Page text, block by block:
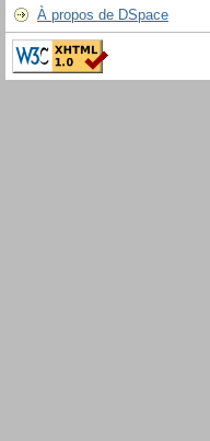
À propos de DSpace